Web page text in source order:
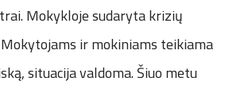
Mokykloje sudaryta krizių
ir mokiniams teikiama
situacija valdoma. Šiuo metu